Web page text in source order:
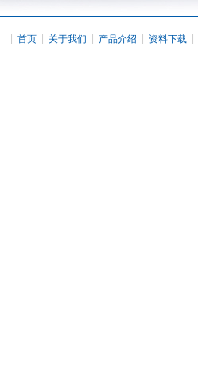
首页 关于我们 产品介绍 资料下载